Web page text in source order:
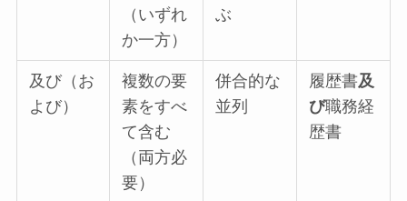
（いずれ
か一方）
ぶ
及び（お
よび）
複数の要
素をすべ
て含む
（両方必
要）
併合的な
並列
履歴書及
び職務経
歴書